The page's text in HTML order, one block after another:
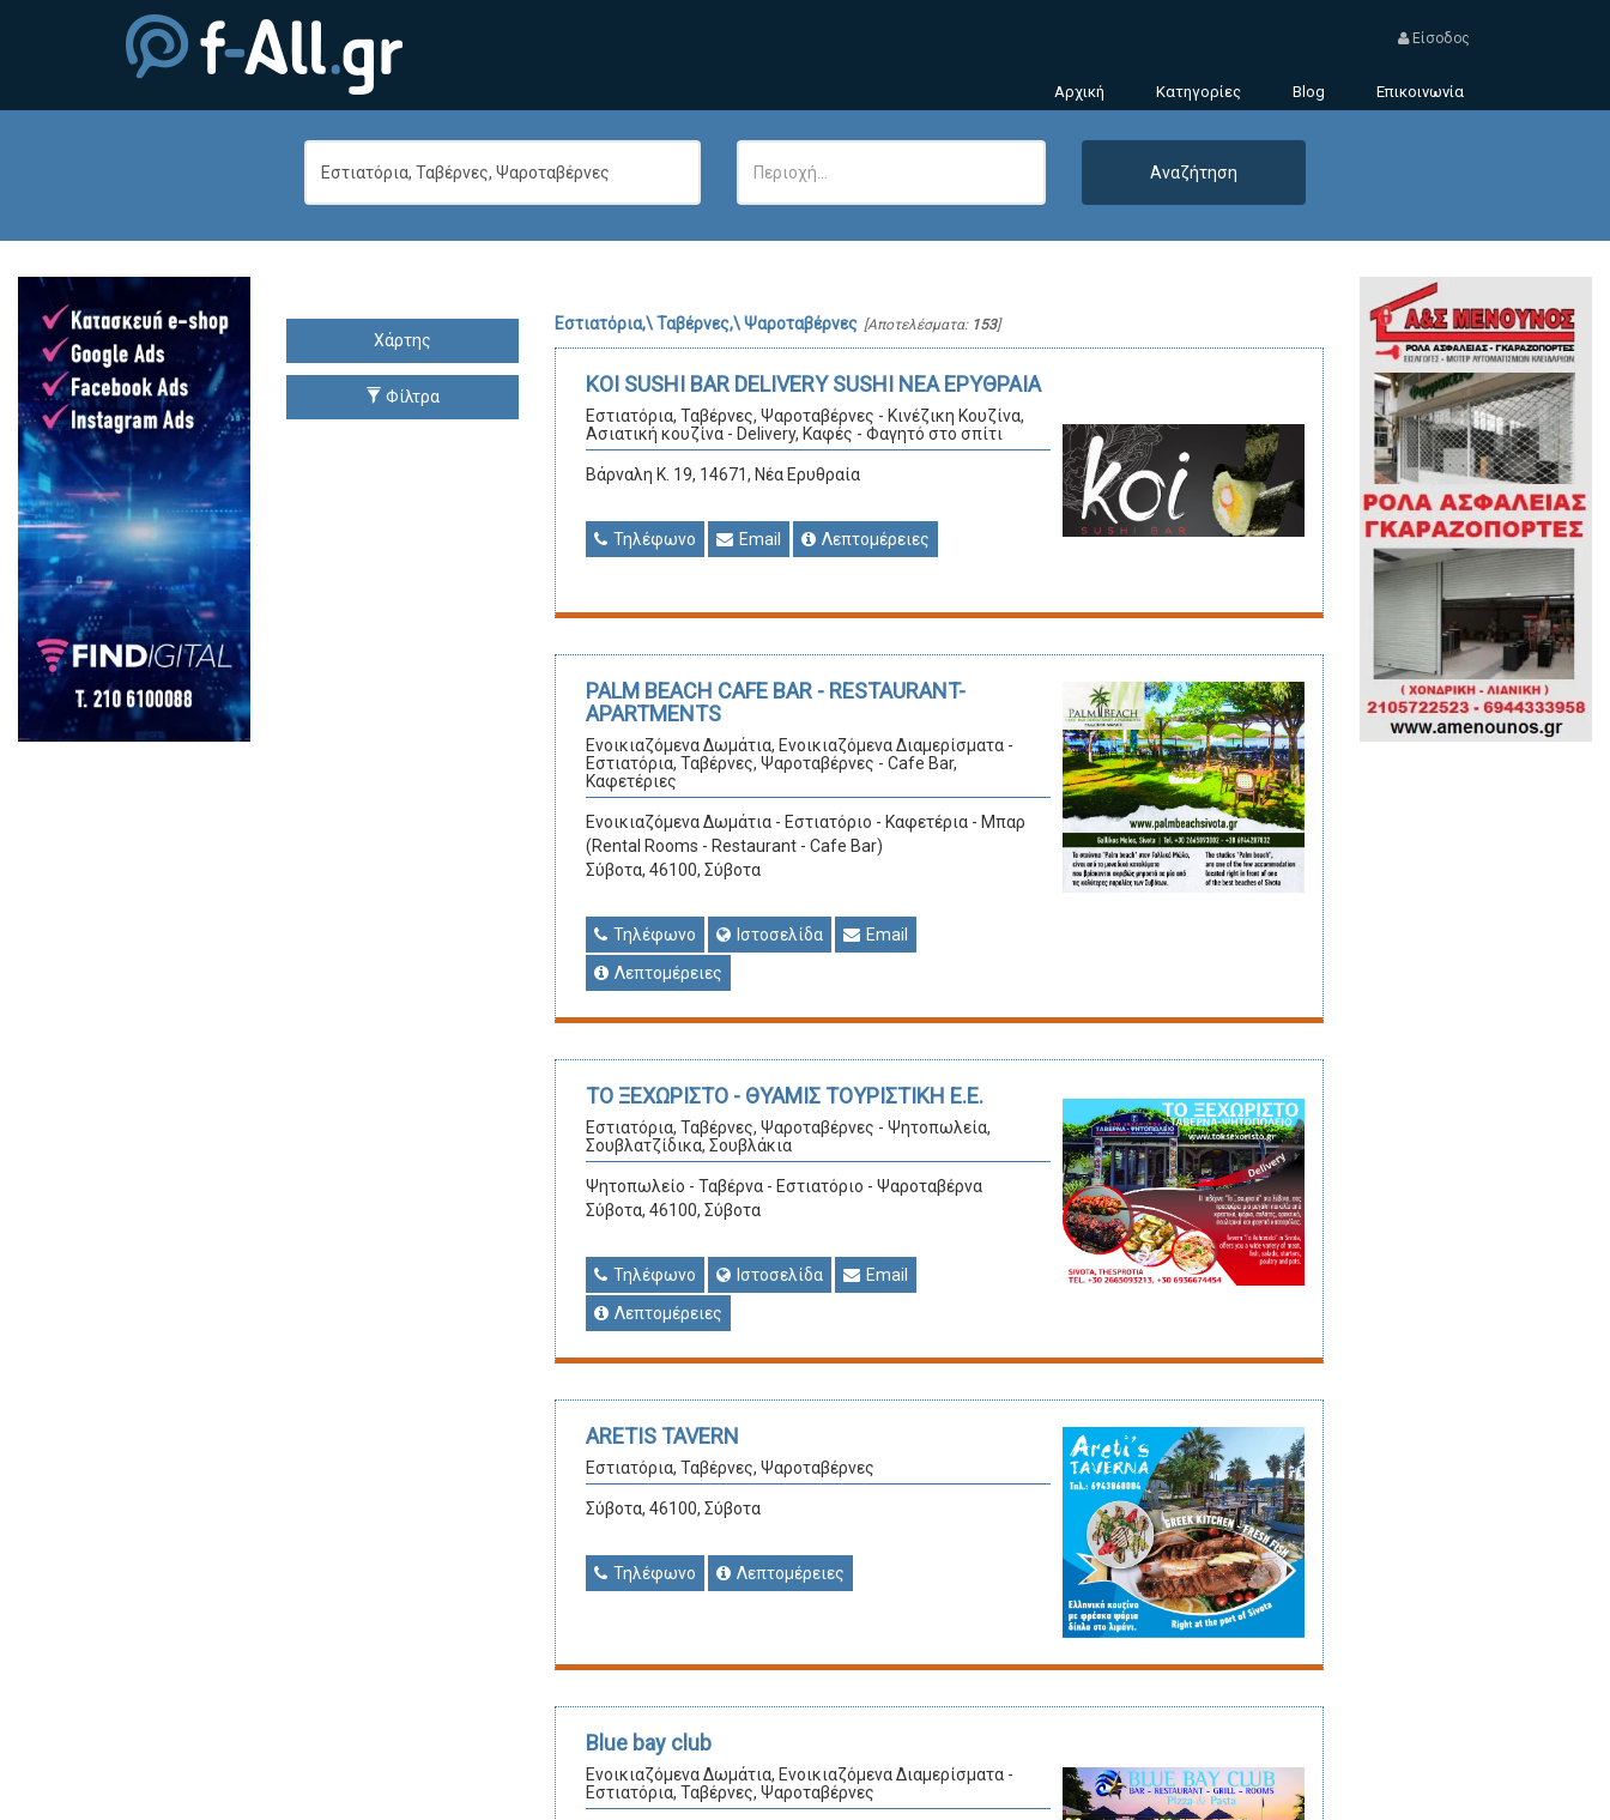
Είσοδος
Αρχική Κατηγορίες Blog Επικοινωνία
Χάρτης
Φίλτρα
Εστιατόρια,\ Ταβέρνες,\ Ψαροταβέρνες [Αποτελέσματα: 153]
KOI SUSHI BAR DELIVERY SUSHI ΝΕΑ ΕΡΥΘΡΑΙΑ
Εστιατόρια, Ταβέρνες, Ψαροταβέρνες - Κινέζικη Κουζίνα,
Ασιατική κουζίνα - Delivery, Καφές - Φαγητό στο σπίτι
Βάρναλη Κ. 19, 14671, Νέα Ερυθραία
Τηλέφωνο Email Λεπτομέρειες
PALM BEACH CAFE BAR - RESTAURANT-
APARTMENTS
Ενοικιαζόμενα Δωμάτια, Ενοικιαζόμενα Διαμερίσματα -
Εστιατόρια, Ταβέρνες, Ψαροταβέρνες - Cafe Bar,
Καφετέριες
Ενοικιαζόμενα Δωμάτια - Εστιατόριο - Καφετέρια - Μπαρ
(Rental Rooms - Restaurant - Cafe Bar)
Σύβοτα, 46100, Σύβοτα
Τηλέφωνο Ιστοσελίδα
Email
Λεπτομέρειες
ΤΟ ΞΕΧΩΡΙΣΤΟ - ΘΥΑΜΙΣ ΤΟΥΡΙΣΤΙΚΗ Ε.Ε.
Εστιατόρια, Ταβέρνες, Ψαροταβέρνες - Ψητοπωλεία,
Σουβλατζίδικα, Σουβλάκια
Ψητοπωλείο - Ταβέρνα - Εστιατόριο - Ψαροταβέρνα
Σύβοτα, 46100, Σύβοτα
Τηλέφωνο Ιστοσελίδα
Email
Λεπτομέρειες
ARETIS TAVERN
Εστιατόρια, Ταβέρνες, Ψαροταβέρνες
Σύβοτα, 46100, Σύβοτα
Τηλέφωνο Λεπτομέρειες
Blue bay club
Ενοικιαζόμενα Δωμάτια, Ενοικιαζόμενα Διαμερίσματα -
Εστιατόρια, Ταβέρνες, Ψαροταβέρνες